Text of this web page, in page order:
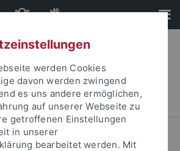
... Picker
werden Cookies
davon werden zwingend
es uns andere ermöglichen,
auf unserer Webseite zu
getroffenen Einstellungen
in unserer
bearbeitet werden. Mit